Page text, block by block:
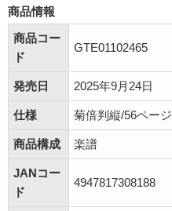
商品情報
商品コー
ド
GTE01102465
発売日 2025年9月24日
仕様 菊倍判縦/56ページ
商品構成 楽譜
JANコー
ド
4947817308188